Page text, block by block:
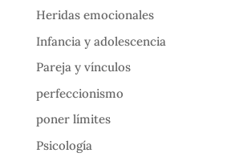
Heridas emocionales
Infancia y adolescencia
Pareja y vínculos
perfeccionismo
poner límites
Psicología